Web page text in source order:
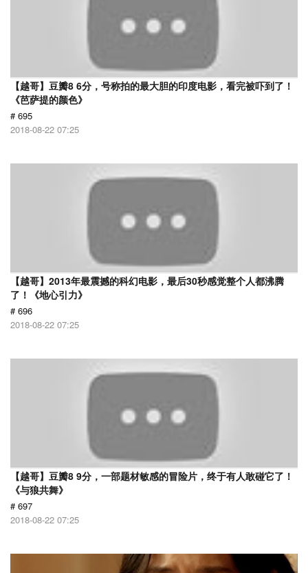
【越哥】豆瓣8 6分，号称拍的最大胆的印度电影，看完被吓到了！
《芭萨提的颜色》
# 695
2018-08-22 07:25
【越哥】2013年最震撼的科幻电影，最后30秒感觉整个人都沸腾
了！《地心引力》
# 696
2018-08-22 07:25
【越哥】豆瓣8 9分，一部题材敏感的冒险片，终于有人敢碰它了！
《与狼共舞》
# 697
2018-08-22 07:25